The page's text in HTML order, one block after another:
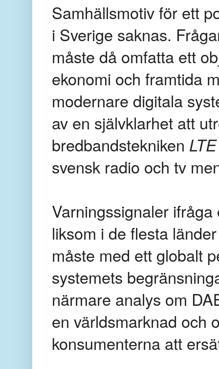
Samhällsmotiv för ett
i Sverige saknas.
måste då omfatta ett
ekonomi och framtida
modernare digitala
av en självklarhet att
bredbandstekniken
svensk radio och tv
Varningssignaler
liksom i de flesta
måste med ett globalt
systemets
närmare analys om
en världsmarknad och
konsumenterna att